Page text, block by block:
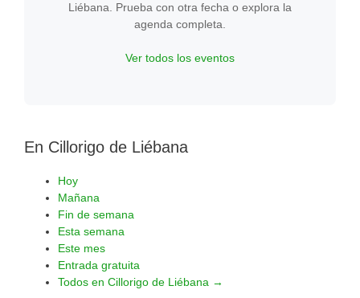
Liébana. Prueba con otra fecha o explora la
agenda completa.
Ver todos los eventos
En Cillorigo de Liébana
Hoy
Mañana
Fin de semana
Esta semana
Este mes
Entrada gratuita
Todos en Cillorigo de Liébana →